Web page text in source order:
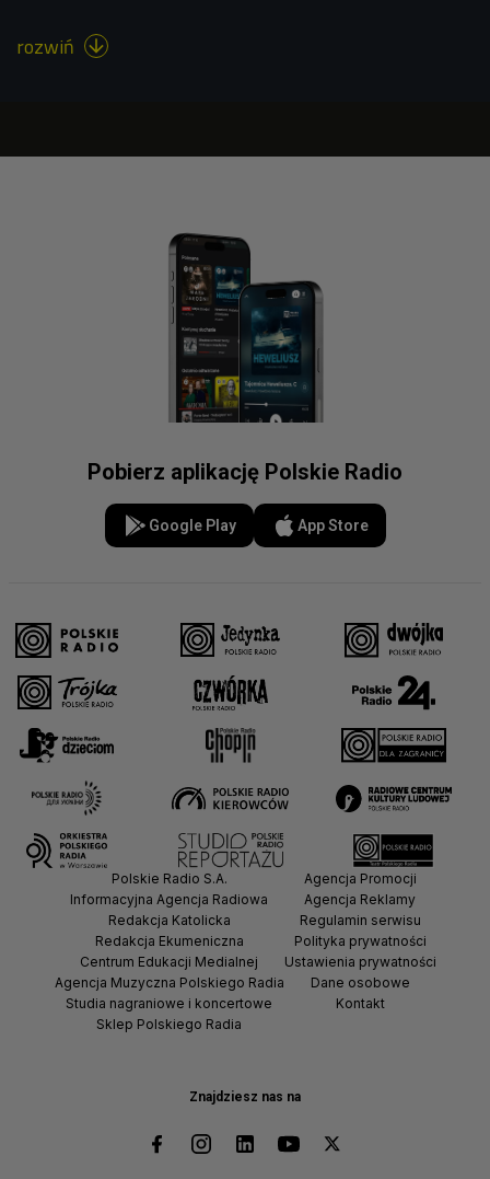
rozwiń 
Pobierz aplikację Polskie Radio
Google Play App Store
Znajdziesz nas na
Polskie Radio S.A.
Informacyjna Agencja Radiowa
Redakcja Katolicka
Redakcja Ekumeniczna
Centrum Edukacji Medialnej
Agencja Muzyczna Polskiego Radia
Studia nagraniowe i koncertowe
Sklep Polskiego Radia
Agencja Promocji
Agencja Reklamy
Regulamin serwisu
Polityka prywatności
Ustawienia prywatności
Dane osobowe
Kontakt